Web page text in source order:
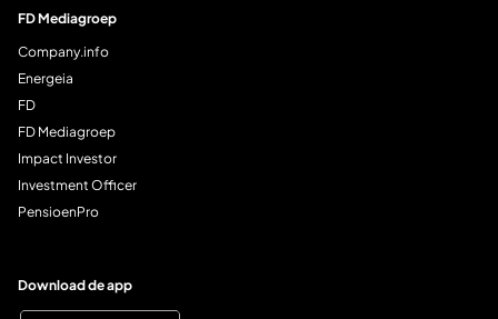
FD Mediagroep
Company.info
Energeia
FD
FD Mediagroep
Impact Investor
Investment Officer
PensioenPro
Download de app